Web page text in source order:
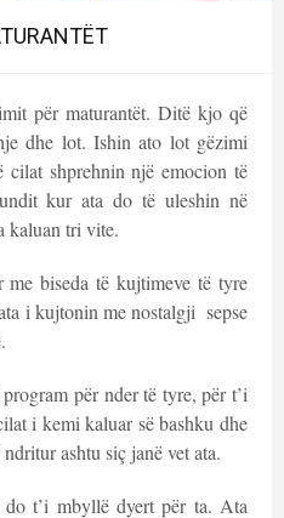
për maturantët. Ditë kjo që
dhe lot. Ishin ato lot gëzimi
cilat shprehnin një emocion të
kur ata do të uleshin në
kaluan tri vite.
biseda të kujtimeve të tyre
i kujtonin me nostalgji sepse
për nder të tyre, për t’i
i kemi kaluar së bashku dhe
ashtu siç janë vet ata.
t’i mbyllë dyert për ta. Ata